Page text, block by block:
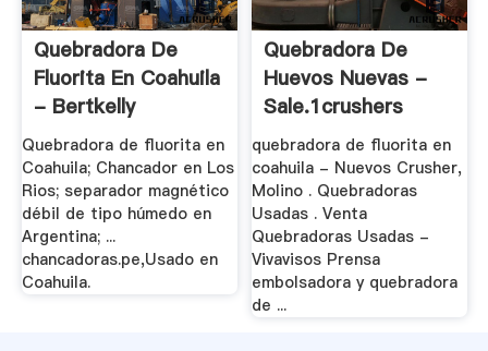
Quebradora De
Fluorita En Coahuila
- Bertkelly
Quebradora de fluorita en
Coahuila; Chancador en Los
Rios; separador magnético
débil de tipo húmedo en
Argentina; ...
chancadoras.pe,Usado en
Coahuila.
Quebradora De
Huevos Nuevas -
Sale.1crushers
quebradora de fluorita en
coahuila - Nuevos Crusher,
Molino . Quebradoras
Usadas . Venta
Quebradoras Usadas -
Vivavisos Prensa
embolsadora y quebradora
de ...